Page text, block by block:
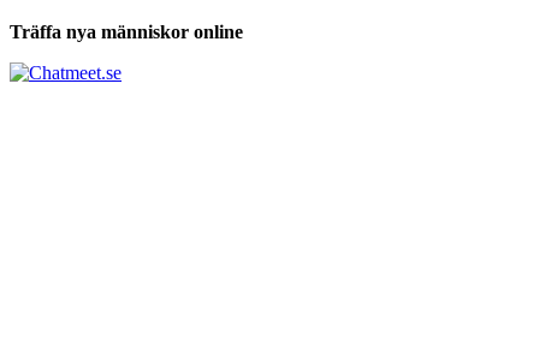
Träffa nya människor online